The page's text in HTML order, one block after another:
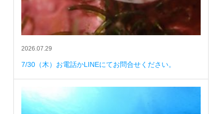
2026.07.29
7/30（木）お電話かLINEにてお問合せください。